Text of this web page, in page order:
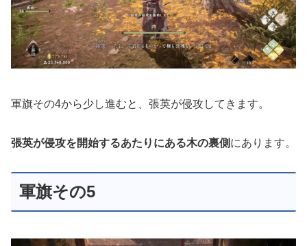
軍旗その4から少し進むと、張英が侵攻してきます。
張英が侵攻を開始するあたりにある木の裏側 にあります。
軍旗その5